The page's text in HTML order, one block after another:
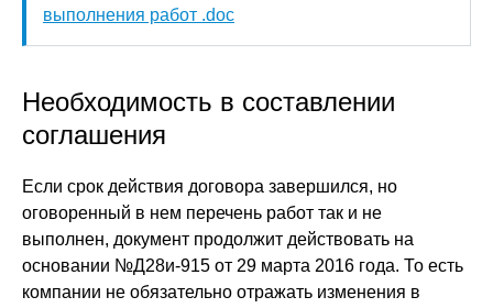
выполнения работ .doc
Необходимость в составлении
соглашения
Если срок действия договора завершился, но
оговоренный в нем перечень работ так и не
выполнен, документ продолжит действовать на
основании №Д28и-915 от 29 марта 2016 года. То есть
компании не обязательно отражать изменения в